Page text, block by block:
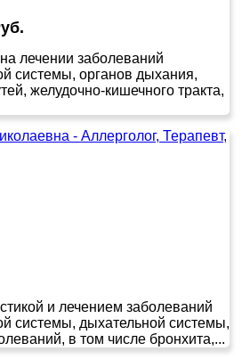
лечении заболеваний
системы, органов дыхания,
желудочно-кишечного тракта,
- Аллерголог, Терапевт,
и лечением заболеваний
системы, дыхательной системы,
в том числе бронхита,...